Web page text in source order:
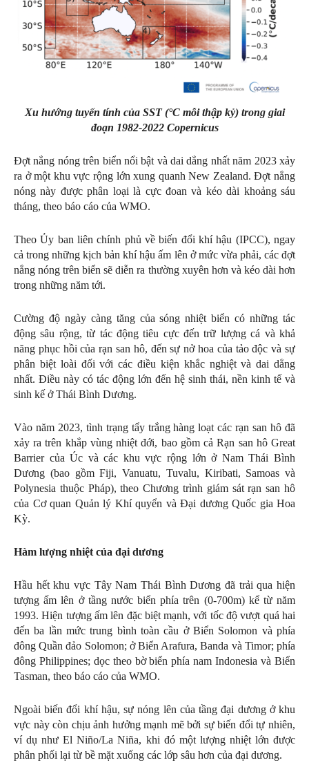
Xu hướng tuyến tính của SST (°C mỗi thập kỷ) trong giai
đoạn 1982-2022 Copernicus
Đợt nắng nóng trên biển nổi bật và dai dẳng nhất năm 2023 xảy
ra ở một khu vực rộng lớn xung quanh New Zealand. Đợt nắng
nóng này được phân loại là cực đoan và kéo dài khoảng sáu
tháng, theo báo cáo của WMO.
Theo Ủy ban liên chính phủ về biến đổi khí hậu (IPCC), ngay
cả trong những kịch bản khí hậu ấm lên ở mức vừa phải, các đợt
nắng nóng trên biển sẽ diễn ra thường xuyên hơn và kéo dài hơn
trong những năm tới.
Cường độ ngày càng tăng của sóng nhiệt biển có những tác
động sâu rộng, từ tác động tiêu cực đến trữ lượng cá và khả
năng phục hồi của rạn san hô, đến sự nở hoa của tảo độc và sự
phân biệt loài đối với các điều kiện khắc nghiệt và dai dẳng
nhất. Điều này có tác động lớn đến hệ sinh thái, nền kinh tế và
sinh kế ở Thái Bình Dương.
Vào năm 2023, tình trạng tẩy trắng hàng loạt các rạn san hô đã
xảy ra trên khắp vùng nhiệt đới, bao gồm cả Rạn san hô Great
Barrier của Úc và các khu vực rộng lớn ở Nam Thái Bình
Dương (bao gồm Fiji, Vanuatu, Tuvalu, Kiribati, Samoas và
Polynesia thuộc Pháp), theo Chương trình giám sát rạn san hô
của Cơ quan Quản lý Khí quyển và Đại dương Quốc gia Hoa
Kỳ.
Hàm lượng nhiệt của đại dương
Hầu hết khu vực Tây Nam Thái Bình Dương đã trải qua hiện
tượng ấm lên ở tầng nước biển phía trên (0-700m) kể từ năm
1993. Hiện tượng ấm lên đặc biệt mạnh, với tốc độ vượt quá hai
đến ba lần mức trung bình toàn cầu ở Biển Solomon và phía
đông Quần đảo Solomon; ở Biển Arafura, Banda và Timor; phía
đông Philippines; dọc theo bờ biển phía nam Indonesia và Biển
Tasman, theo báo cáo của WMO.
Ngoài biến đổi khí hậu, sự nóng lên của tầng đại dương ở khu
vực này còn chịu ảnh hưởng mạnh mẽ bởi sự biến đổi tự nhiên,
ví dụ như El Niño/La Niña, khi đó một lượng nhiệt lớn được
phân phối lại từ bề mặt xuống các lớp sâu hơn của đại dương.